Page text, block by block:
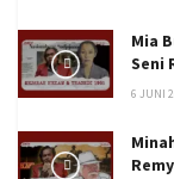
Mia
Seni
6 JUNI